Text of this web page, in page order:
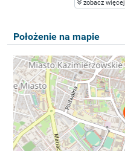
zobacz więcej
Położenie na mapie